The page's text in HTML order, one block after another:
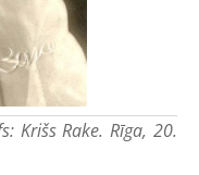
Krišs Rake. Rīga, 20.